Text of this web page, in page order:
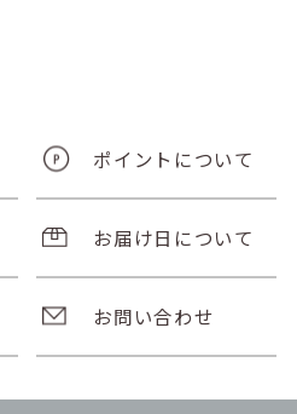
ポイントについて
お届け日について
お問い合わせ